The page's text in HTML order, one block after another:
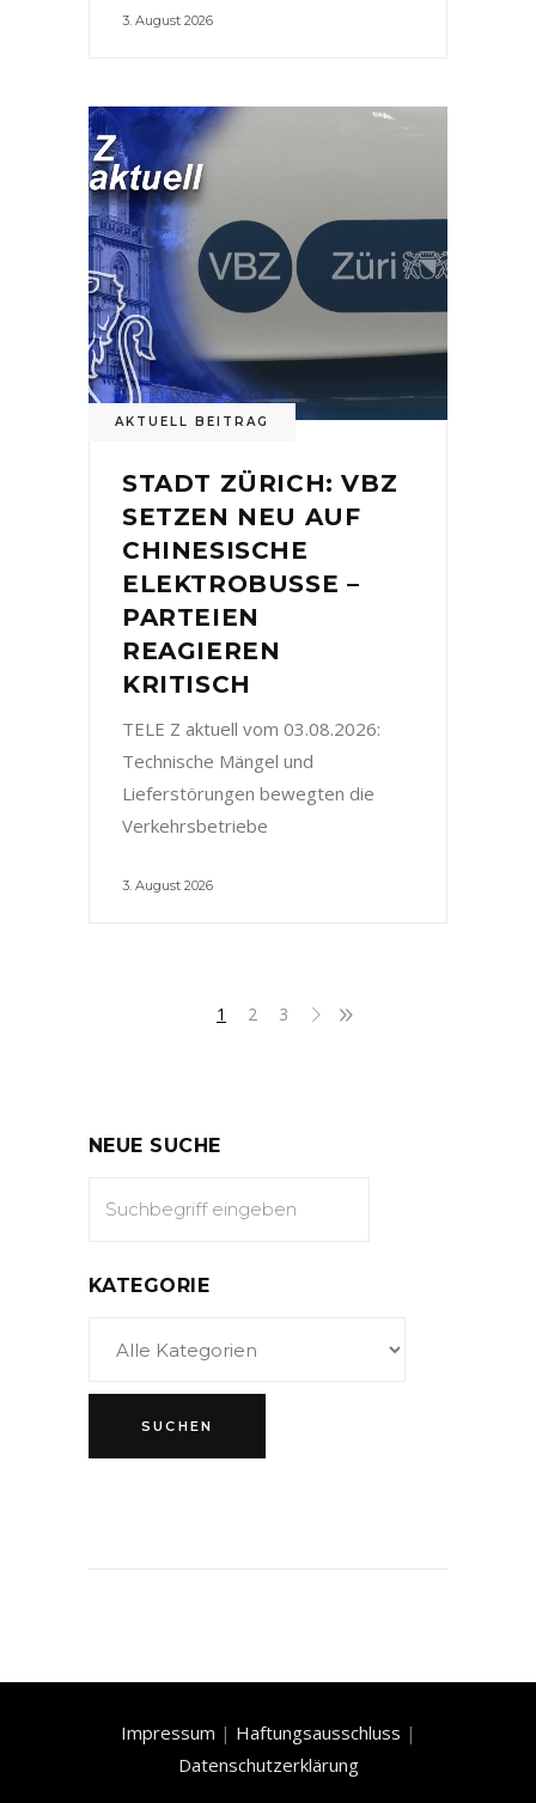
3. August 2026
AKTUELL BEITRAG
STADT ZÜRICH: VBZ
SETZEN NEU AUF
CHINESISCHE
ELEKTROBUSSE –
PARTEIEN
REAGIEREN
KRITISCH
TELE Z aktuell vom 03.08.2026:
Technische Mängel und
Lieferstörungen bewegten die
Verkehrsbetriebe
3. August 2026
1 2 3
NEUE SUCHE
KATEGORIE
Impressum | Haftungsausschluss |
Datenschutzerklärung